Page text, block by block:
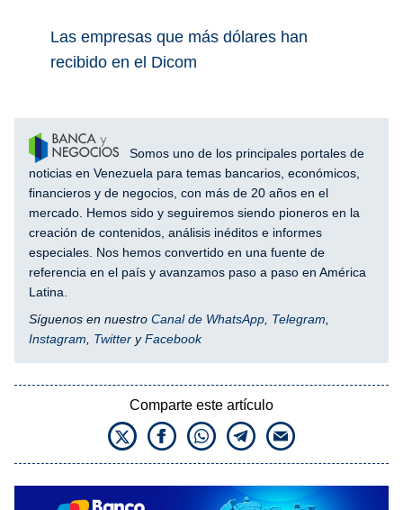
Las empresas que más dólares han
recibido en el Dicom
Somos uno de los principales portales de
noticias en Venezuela para temas bancarios, económicos,
financieros y de negocios, con más de 20 años en el
mercado. Hemos sido y seguiremos siendo pioneros en la
creación de contenidos, análisis inéditos e informes
especiales. Nos hemos convertido en una fuente de
referencia en el país y avanzamos paso a paso en América
Latina.
Síguenos en nuestro Canal de WhatsApp Telegram
Instagram
Twitter yFacebook
Comparte este artículo